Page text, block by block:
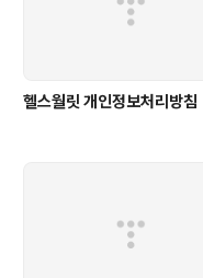
헬스월릿 개인정보처리방침